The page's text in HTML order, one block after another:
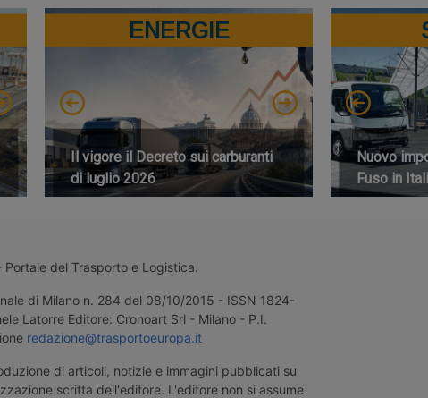
ENERGIE
Il vigore il Decreto sui carburanti
di luglio 2026
Nuovo
Fuso in
Portale del Trasporto e Logistica.
di Milano n. 284 del 08/10/2015 - ISSN 1824-
Latorre Editore: Cronoart Srl - Milano - P.I.
redazione@trasportoeuropa.it
di articoli, notizie e immagini pubblicati su
scritta dell'editore. L'editore non si assume